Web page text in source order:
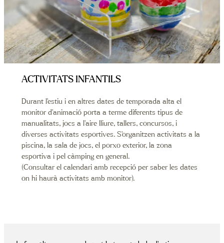
ACTIVITATS INFANTILS
Durant l’estiu i en altres dates de temporada alta el
monitor d’animació porta a terme diferents tipus de
manualitats, jocs a l’aire lliure, tallers, concursos, i
diverses activitats esportives. S’organitzen activitats a la
piscina, la sala de jocs, el porxo exterior, la zona
esportiva i pel càmping en general.
(Consultar el calendari amb recepció per saber les dates
on hi haurà activitats amb monitor).